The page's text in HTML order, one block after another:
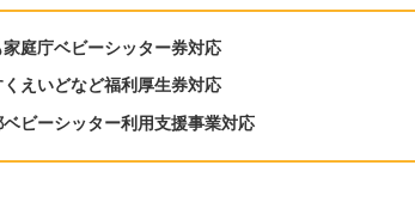
家庭庁ベビーシッター券対応
えいどなど福利厚生券対応
ビーシッター利用支援事業対応